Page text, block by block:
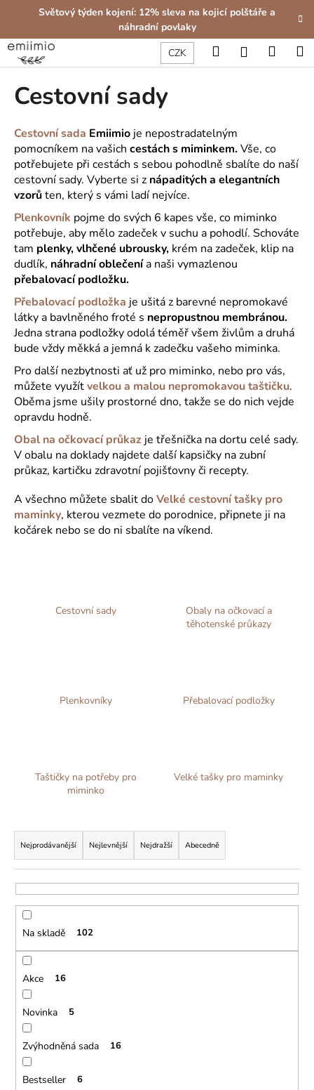
Světový týden kojení: 12% sleva na kojicí polštáře a
náhradní povlaky
CZK
HledatPřihlášení
Cestovní sady
Cestovní sada Emiimio je nepostradatelným
pomocníkem na vašich cestáchs miminkem.Vše, co
potřebujete při cestách s sebou pohodlně sbalíte do naší
cestovní sady. Vyberte si z nápaditých a elegantních
vzorůten, který s vámi ladí nejvíce.
Plenkovník pojme do svých 6 kapes vše, co miminko
potřebuje, aby mělo zadeček v suchu a pohodlí. Schováte
tam plenky, vlhčené ubrousky, krém na zadeček, klip na
dudlík, náhradní oblečenía naši vymazlenou
přebalovací podložku.
Přebalovací podložka je ušitá z barevné nepromokavé
látky a bavlněného froté s nepropustnou membránou.
Jedna strana podložky odolá téměř všem živlům a druhá
bude vždy měkká a jemná k zadečku vašeho miminka.
Pro další nezbytnosti ať už pro miminko, nebo pro vás,
můžete využítvelkou a malou nepromokavou taštičku.
Oběma jsme ušily prostorné dno, takže se do nich vejde
opravdu hodně.
Obal na očkovací průkaz je třešnička na dortu celé sady.
V obalu na doklady najdete další kapsičky na zubní
průkaz, kartičku zdravotní pojišťovny či recepty.
A všechno můžete sbalit doVelké cestovní tašky pro
maminky, kterou vezmete do porodnice, připnete ji na
kočárek nebo se do ni sbalíte na víkend.
Cestovní sady
Obaly na očkovací a
těhotenské průkazy
Plenkovníky Přebalovací podložky
Taštičky na potřeby pro
miminko
Velké tašky pro maminky
Ř
a
z
e
n
r
o
d
ů
Nejprodávanější Nejlevnější Nejdražší Abecedně
Na skladě 102
Akce 16
Novinka 5
Zvýhodněná sada 16
Bestseller 6
š
í
o
o
t
ř
e
b
u
j
e
t
e
n
a
j
í
t
?
HLEDAT
D